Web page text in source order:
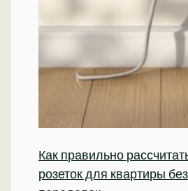
Как правильно
розеток для квартиры